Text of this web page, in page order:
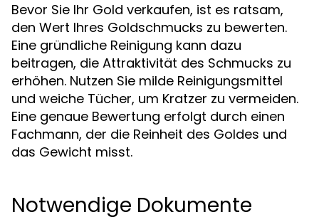
Bevor Sie Ihr Gold verkaufen, ist es ratsam,
den Wert Ihres Goldschmucks zu bewerten.
Eine gründliche Reinigung kann dazu
beitragen, die Attraktivität des Schmucks zu
erhöhen. Nutzen Sie milde Reinigungsmittel
und weiche Tücher, um Kratzer zu vermeiden.
Eine genaue Bewertung erfolgt durch einen
Fachmann, der die Reinheit des Goldes und
das Gewicht misst.
Notwendige Dokumente